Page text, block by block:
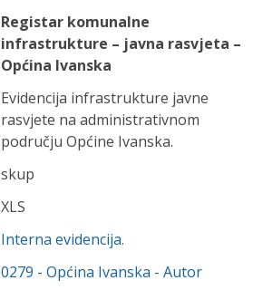
Registar komunalne
infrastrukture – javna rasvjeta –
Općina Ivanska
Evidencija infrastrukture javne
rasvjete na administrativnom
području Općine Ivanska.
skup
XLS
Interna evidencija.
0279 -Općina Ivanska - Autor